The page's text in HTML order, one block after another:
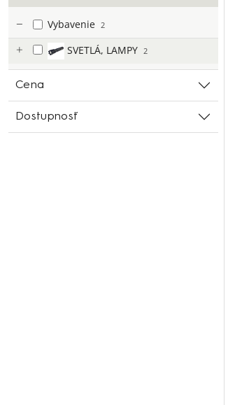
Vybavenie 2
SVETLÁ, LAMPY 2
Cena
Dostupnosť